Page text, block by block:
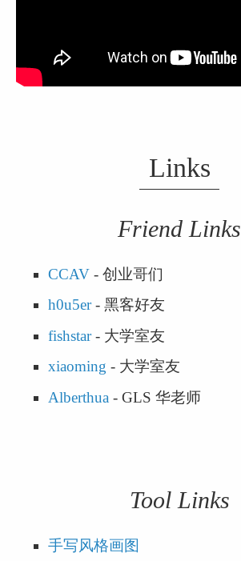
Links
Friend Links
CCAV - 创业哥们
h0u5er - 黑客好友
fishstar - 大学室友
xiaoming - 大学室友
Alberthua - GLS 华老师
Tool Links
手写风格画图